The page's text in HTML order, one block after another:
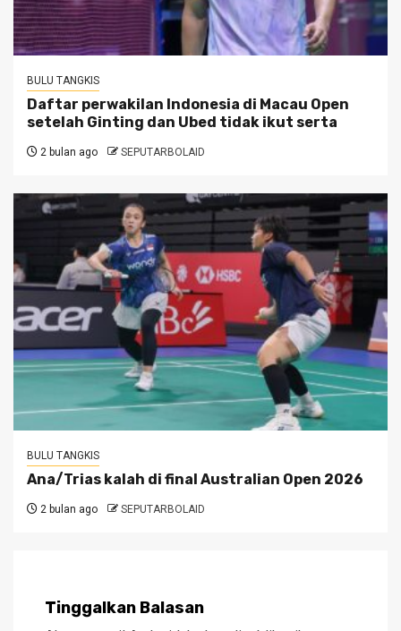
BULU TANGKIS
Daftar perwakilan Indonesia di Macau Open
setelah Ginting dan Ubed tidak ikut serta
2 bulan ago SEPUTARBOLAID
BULU TANGKIS
Ana/Trias kalah di final Australian Open 2026
2 bulan ago SEPUTARBOLAID
Tinggalkan Balasan